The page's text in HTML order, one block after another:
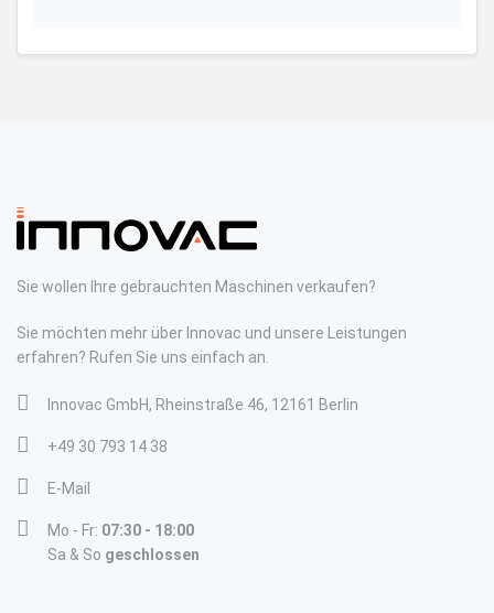
Sie wollen Ihre gebrauchten Maschinen verkaufen?
Sie möchten mehr über Innovac und unsere Leistungen
erfahren? Rufen Sie uns einfach an.
Innovac GmbH, Rheinstraße 46, 12161 Berlin
+49 30 793 14 38
E-Mail
Mo - Fr: 07:30 - 18:00
Sa & So geschlossen